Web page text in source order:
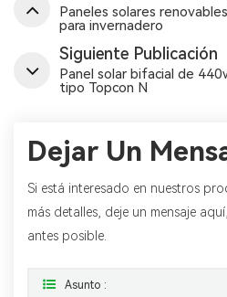
Paneles solares
para invernadero
Siguiente Publicación
Panel solar bifacial de
tipo Topcon N
Dejar Un
Si está interesado en nuestros
más detalles, deje un mensaje
antes posible.
Asunto :